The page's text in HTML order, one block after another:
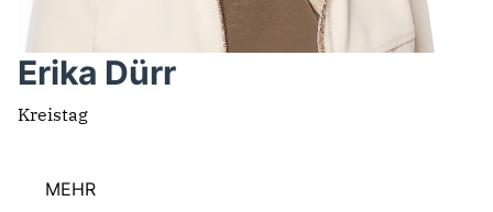
Erika Dürr
Kreistag
MEHR